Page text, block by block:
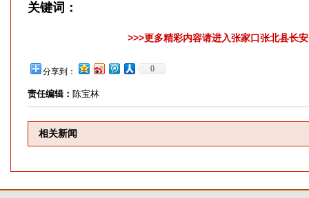
关键词：
>>>更多精彩内容请进入张家口张北县长
分享到： 0
责任编辑： 陈宝林
相关新闻